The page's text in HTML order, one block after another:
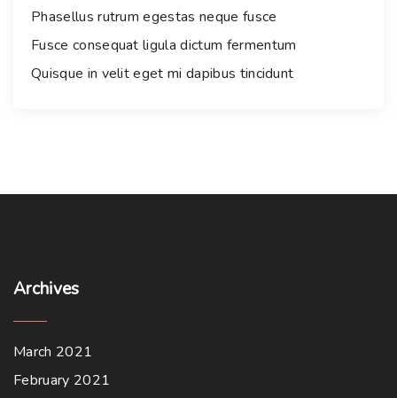
Phasellus rutrum egestas neque fusce
Fusce consequat ligula dictum fermentum
Quisque in velit eget mi dapibus tincidunt
Archives
March 2021
February 2021